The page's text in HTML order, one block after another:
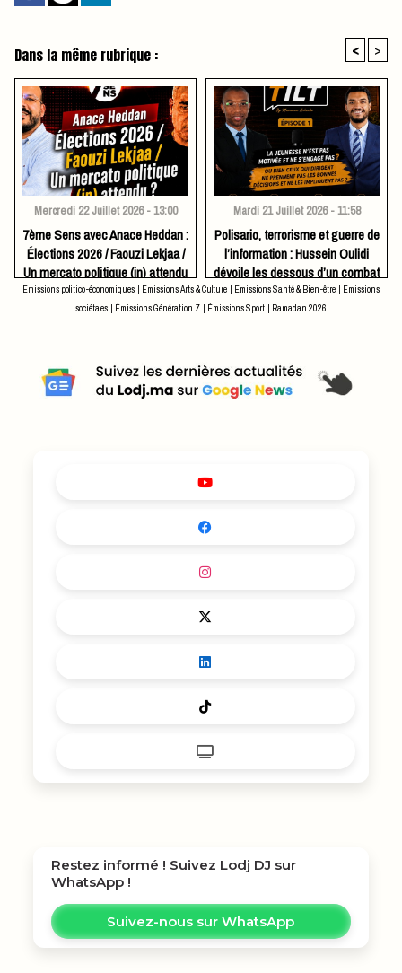
Dans la même rubrique : < >
Mercredi 22 Juillet 2026 - 13:00
7ème Sens avec Anace Heddan :
Élections 2026 / Faouzi Lekjaa /
Un mercato politique (in) attendu
?
Mardi 21 Juillet 2026 - 11:58
Polisario, terrorisme et guerre de
l’information : Hussein Oulidi
dévoile les dessous d’un combat
stratégique
Émissions politico-économiques | Émissions Arts & Culture | Émissions Santé & Bien-être | Émissions
sociétales | Émissions Génération Z | Émissions Sport | Ramadan 2026
Restez informé ! Suivez Lodj DJ sur
WhatsApp !
Suivez-nous sur WhatsApp